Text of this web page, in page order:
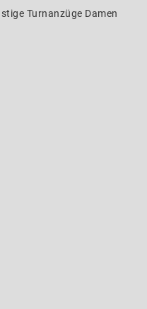
Turnanzüge Damen